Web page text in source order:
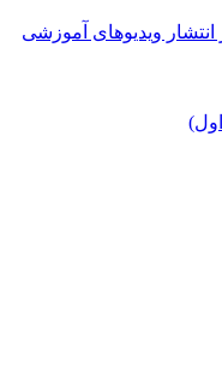
انتشار ویدیوهای آموزشی